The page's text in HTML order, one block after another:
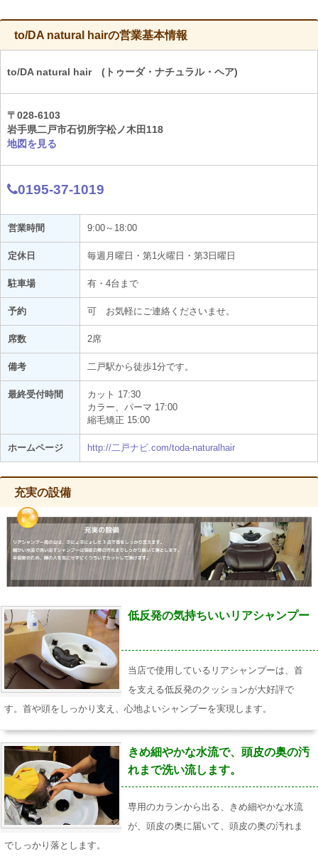
to/DA natural hairの営業基本情報
to/DA natural hair (トゥーダ・ナチュラル・ヘア)
〒028-6103
岩手県二戸市石切所字松ノ木田118
地図を見る
0195-37-1019
営業時間 9:00～18:00
定休日 毎週月曜日・第1火曜日・第3日曜日
駐車場 有・4台まで
予約 可 お気軽にご連絡くださいませ。
席数 2席
備考 二戸駅から徒歩1分です。
最終受付時間
カット 17:30
カラー、パーマ 17:00
縮毛矯正 15:00
ホームページ http://二戸ナビ.com/toda-naturalhair
充実の設備
低反発の気持ちいいリアシャンプー
当店で使用しているリアシャンプーは、首
を支える低反発のクッションが大好評で
す。首や頭をしっかり支え、心地よいシャンプーを実現します。
きめ細やかな水流で、頭皮の奥の汚
れまで洗い流します。
専用のカランから出る、きめ細やかな水流
が、頭皮の奥に届いて、頭皮の奥の汚れま
でしっかり落とします。